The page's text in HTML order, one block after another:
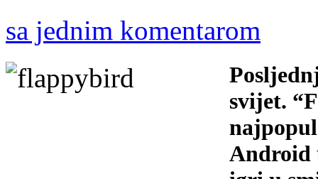
sa jednim komentarom
svijet.
Android